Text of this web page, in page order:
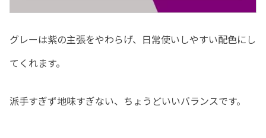
グレーは紫の主張をやわらげ、日常使いしやすい配色にし
てくれます。
派手すぎず地味すぎない、ちょうどいいバランスです。